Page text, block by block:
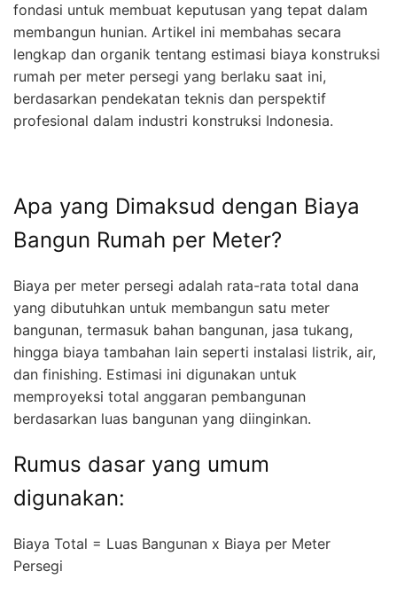
fondasi untuk membuat keputusan yang tepat dalam
membangun hunian. Artikel ini membahas secara
lengkap dan organik tentang estimasi biaya konstruksi
rumah per meter persegi yang berlaku saat ini,
berdasarkan pendekatan teknis dan perspektif
profesional dalam industri konstruksi Indonesia.
Apa yang Dimaksud dengan Biaya
Bangun Rumah per Meter?
Biaya per meter persegi adalah rata-rata total dana
yang dibutuhkan untuk membangun satu meter
bangunan, termasuk bahan bangunan, jasa tukang,
hingga biaya tambahan lain seperti instalasi listrik, air,
dan finishing. Estimasi ini digunakan untuk
memproyeksi total anggaran pembangunan
berdasarkan luas bangunan yang diinginkan.
Rumus dasar yang umum
digunakan:
Biaya Total = Luas Bangunan x Biaya per Meter
Persegi